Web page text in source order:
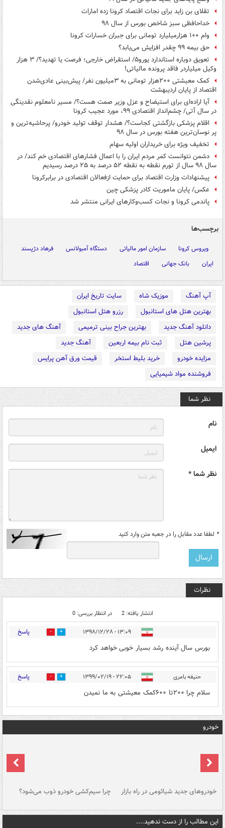
تقلای بن زاید برای نجات اقتصاد کرونا زده امارات
خداحافظی سبز شاخص بورس از سال ۹۸
وام ۱۰۰ هزارمیلیارد تومانی برای جبران خسارات کرونا
حق بیمه ۹۹ چقدر افزایش می‌یابد؟
تعویق دوباره استاندارد یورو۵/ استقراض خارجی؛ فرصت یا تهدید؟/ ۳ هزار
وکیل میلیاردر فاقد پرونده مالیاتی!
کمک معیشتی ۲۰۰هزار تومانی به ۳میلیون نفر/ پیش‌بینی عادی‌شدن
اقتصاد از پایان اردیبهشت
آیا اراده‌ای برای استیضاح و عزل وزیر صمت هست؟/ مسیر نامعلوم نقدینگی
در سال آتی/ چشم‌انداز اقتصادی ۹۹، مورد عجیب کرونا
اقلام پزشکی بازگشتی کجاست؟/ هشدار توقف تولید خودرو/ پرحاشیه‌ترین و
پر نوسان‌ترین هفته بورس در سال ۹۸
تخفیف ویژه برای خریداران اولیه سهام
دشمن نتوانست کمر مردم ایران را با اعمال فشارهای اقتصادی خم کند/ در
سال ۹۸ سال از تورم نقطه به نقطه ۵۲ درصد به ۲۵ درصد رسیدیم
پیشنهادات وزارت اقتصاد برای حمایت ازفعالان اقتصادی در برابرکرونا
عکس/ پایان ماموریت کادر پزشکی چین
پاندمی کرونا و نجات کسب‌وکارهای ایرانی منتشر شد
برچسب‌ها
ویروس کرونا سازمان امور مالیاتی دستگاه آمبولانس
فرهاد دژپسند
ایران
بانک جهانی اقتصاد
آپ آهنگ موزیک شاه
سایت تاریخ ایران
بهترین هتل های استانبول
رزرو هتل استانبول
دانلود آهنگ جدید
بهترین جراح بینی ترمیمی
آهنگ های جدید
پرشین هتل
ثبت نام بیمه اربعین
آهنگ جدید
مزایده خودرو
خرید بلیط استخر
قیمت ورق آهن پرایس
فروشنده مواد شیمیایی
نظر شما
نام
ایمیل
نظر شما *
* لطفا عدد مقابل را در جعبه متن وارد کنید
نظرات
انتشار یافته: 2 در انتظار بررسی: 0
۱۳:۰۹ - ۱۳۹۸/۱۲/۲۸ 1 پاسخ
بورس سال آینده رشد بسیار خوبی خواهد کرد
حنیفه بامری ۲۲:۰۵ - ۱۳۹۹/۰۲/۱۹ 0 پاسخ
سلام چرا ۲۰۰تا ۶۰۰کمک معیشتی به ما نمیدن
خودرو
خودروهای جدید شیائومی در راه بازار چرا سیم‌کشی خودرو ذوب می‌شود؟
این مطالب را از دست ندهید....